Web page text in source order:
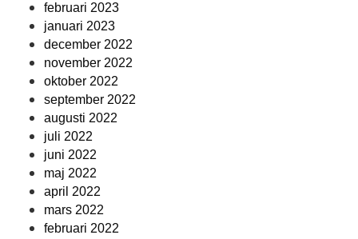
februari 2023
januari 2023
december 2022
november 2022
oktober 2022
september 2022
augusti 2022
juli 2022
juni 2022
maj 2022
april 2022
mars 2022
februari 2022